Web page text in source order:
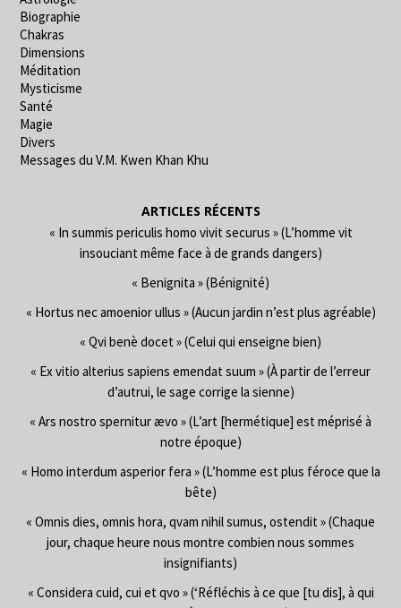
Biographie
Chakras
Dimensions
Méditation
Mysticisme
Santé
Magie
Divers
Messages du V.M. Kwen Khan Khu
ARTICLES RÉCENTS
« In summis periculis homo vivit securus » (L’homme vit
insouciant même face à de grands dangers)
« Benignita » (Bénignité)
« Hortus nec amoenior ullus » (Aucun jardin n’est plus agréable)
« Qvi benè docet » (Celui qui enseigne bien)
« Ex vitio alterius sapiens emendat suum » (À partir de l’erreur
d’autrui, le sage corrige la sienne)
« Ars nostro spernitur ævo » (L’art [hermétique] est méprisé à
notre époque)
« Homo interdum asperior fera » (L’homme est plus féroce que la
bête)
« Omnis dies, omnis hora, qvam nihil sumus, ostendit » (Chaque
jour, chaque heure nous montre combien nous sommes
insignifiants)
« Considera cuid, cui et qvo » (‘Réfléchis à ce que [tu dis], à qui